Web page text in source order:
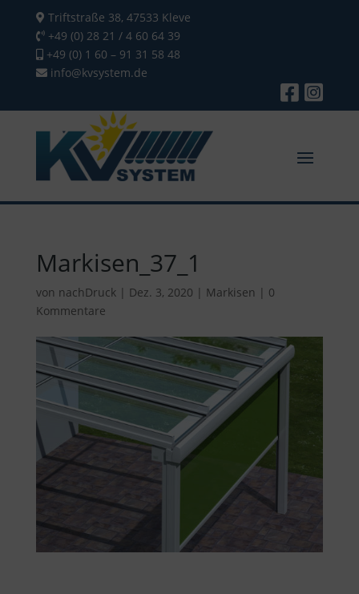
Triftstraße 38, 47533 Kleve
+49 (0) 28 21 / 4 60 64 39
+49 (0) 1 60 – 91 31 58 48
info@kvsystem.de
Markisen_37_1
von nachDruck| Dez. 3, 2020 | Markisen | 0
Kommentare